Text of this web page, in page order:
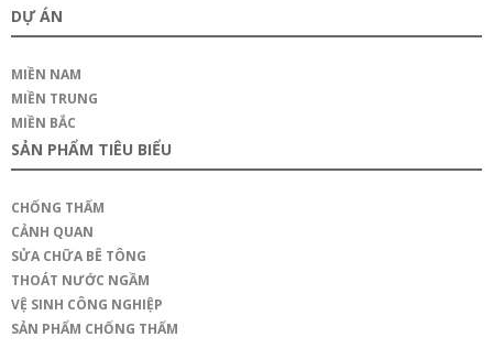
DỰ ÁN
MIỀN NAM
MIỀN TRUNG
MIỀN BẮC
SẢN PHẨM TIÊU BIỂU
CHỐNG THẤM
CẢNH QUAN
SỬA CHỮA BÊ TÔNG
THOÁT NƯỚC NGẦM
VỆ SINH CÔNG NGHIỆP
SẢN PHẨM CHỐNG THẤM